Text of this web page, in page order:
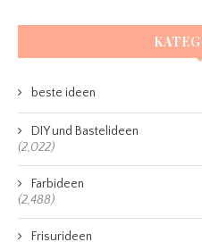
beste ideen
DIY und Bastelideen
(2,022)
Farbideen
(2,488)
Frisurideen